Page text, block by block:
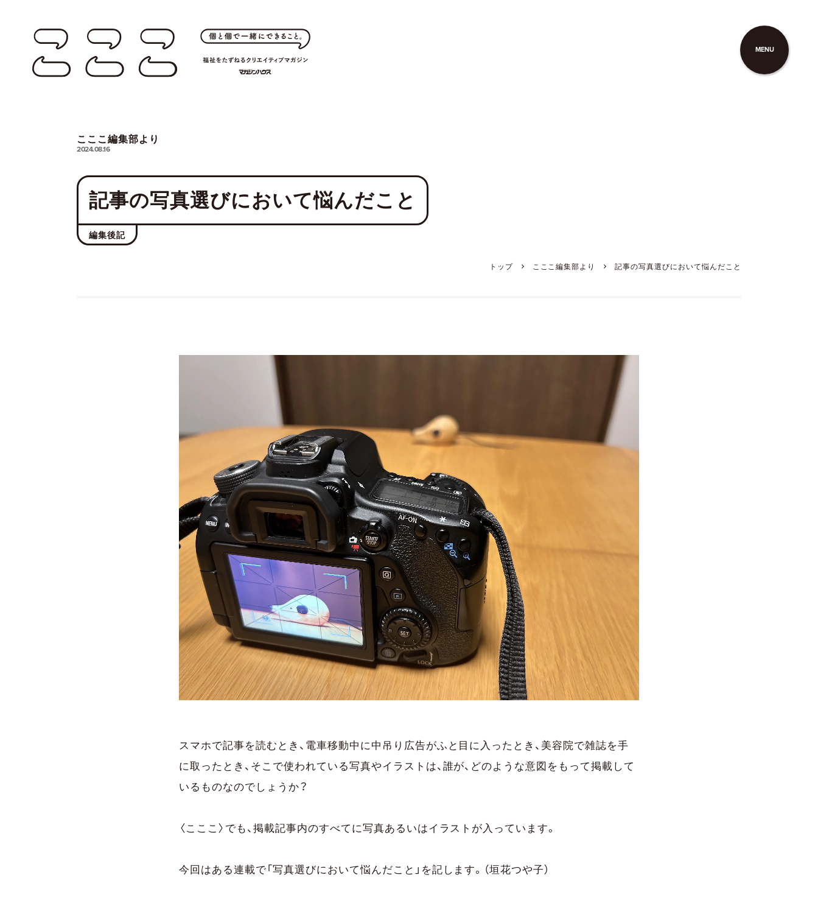
こここ編集部より
2024.08.16
記事の写真選びにおいて悩んだこと
編集後記
トップ こここ編集部より 記事の写真選びにおいて悩んだこと
スマホで記事を読むとき、電車移動中に中吊り広告がふと目に入ったとき、美容院で雑誌を手
に取ったとき、そこで使われている写真やイラストは、誰が、どのような意図をもって掲載して
いるものなのでしょうか？
〈こここ〉でも、掲載記事内のすべてに写真あるいはイラストが入っています。
今回はある連載で「写真選びにおいて悩んだこと」を記します。（垣花つや子）
MENU